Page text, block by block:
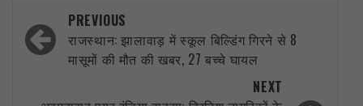
Post
navigation
PREVIOUS
राजस्थान: झालावाड़ में स्कूल बिल्डिंग गिरने से 8
मासूमों की मौत की खबर, 27 बच्चे घायल
NEXT